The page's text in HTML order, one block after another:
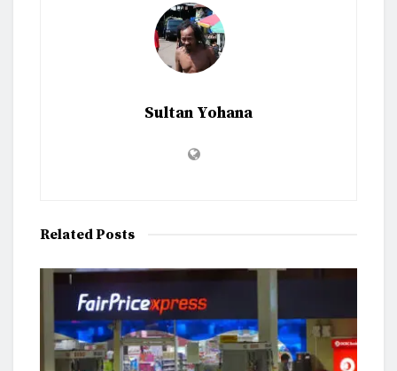
Sultan Yohana
RelatedPosts